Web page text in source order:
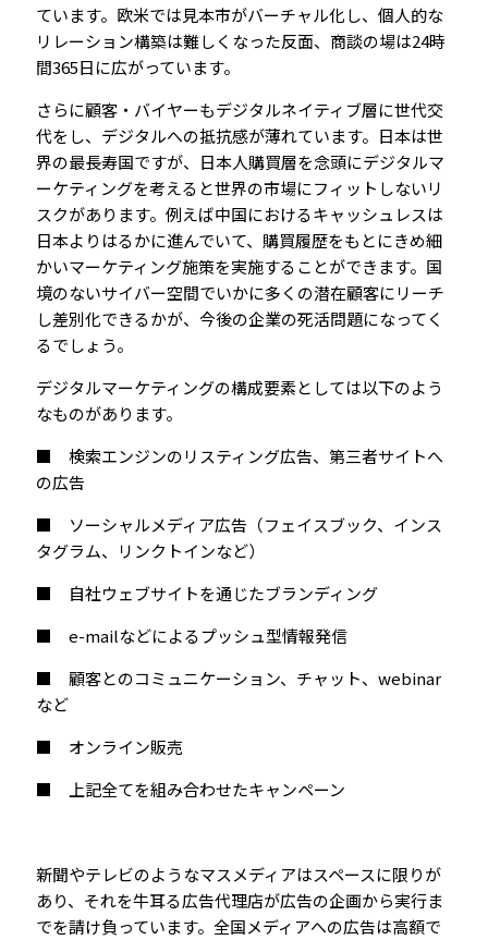
ています。欧米では見本市がバーチャル化し、個人的な
リレーション構築は難しくなった反面、商談の場は24時
間365日に広がっています。
さらに顧客・バイヤーもデジタルネイティブ層に世代交
代をし、デジタルへの抵抗感が薄れています。日本は世
界の最長寿国ですが、日本人購買層を念頭にデジタルマ
ーケティングを考えると世界の市場にフィットしないリ
スクがあります。例えば中国におけるキャッシュレスは
日本よりはるかに進んでいて、購買履歴をもとにきめ細
かいマーケティング施策を実施することができます。国
境のないサイバー空間でいかに多くの潜在顧客にリーチ
し差別化できるかが、今後の企業の死活問題になってく
るでしょう。
デジタルマーケティングの構成要素としては以下のよう
なものがあります。
■ 検索エンジンのリスティング広告、第三者サイトへ
の広告
■ ソーシャルメディア広告（フェイスブック、インス
タグラム、リンクトインなど）
■ 自社ウェブサイトを通じたブランディング
■ e-mailなどによるプッシュ型情報発信
■ 顧客とのコミュニケーション、チャット、webinar
など
■ オンライン販売
■ 上記全てを組み合わせたキャンペーン
新聞やテレビのようなマスメディアはスペースに限りが
あり、それを牛耳る広告代理店が広告の企画から実行ま
でを請け負っています。全国メディアへの広告は高額で